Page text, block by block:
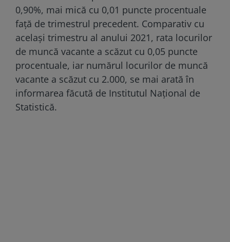
0,90%, mai mică cu 0,01 puncte procentuale
față de trimestrul precedent. Comparativ cu
același trimestru al anului 2021, rata locurilor
de muncă vacante a scăzut cu 0,05 puncte
procentuale, iar numărul locurilor de muncă
vacante a scăzut cu 2.000, se mai arată în
informarea făcută de Institutul Național de
Statistică.